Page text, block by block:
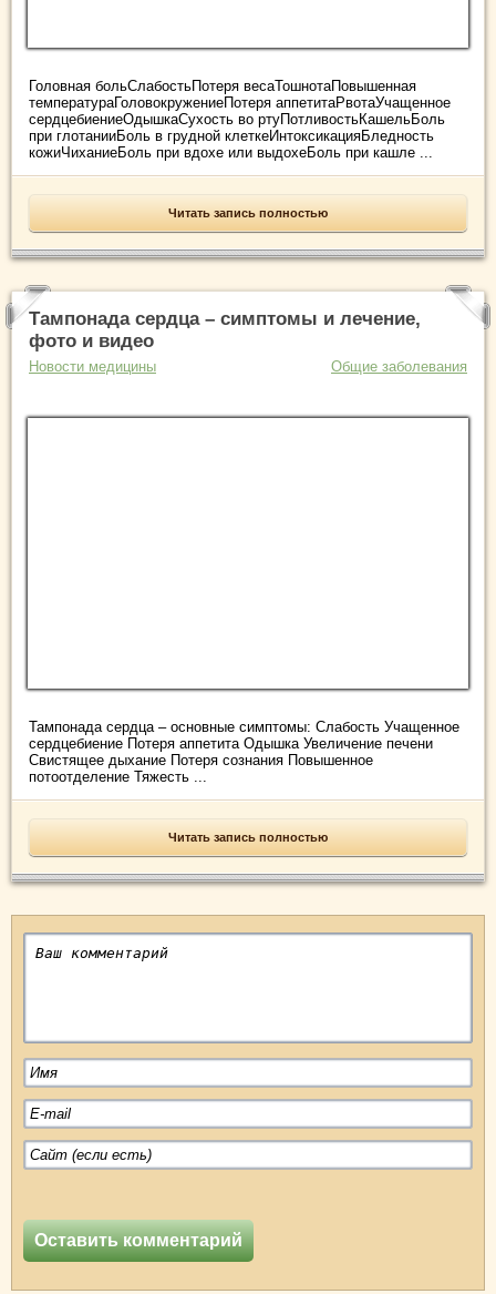
Головная больСлабостьПотеря весаТошнотаПовышенная
температураГоловокружениеПотеря аппетитаРвотаУчащенное
сердцебиениеОдышкаСухость во ртуПотливостьКашельБоль
при глотанииБоль в грудной клеткеИнтоксикацияБледность
кожиЧиханиеБоль при вдохе или выдохеБоль при кашле ...
Читать запись полностью
Тампонада сердца – симптомы и лечение,
фото и видео
Новости медицины Общие заболевания
Тампонада сердца – основные симптомы: Слабость Учащенное
сердцебиение Потеря аппетита Одышка Увеличение печени
Свистящее дыхание Потеря сознания Повышенное
потоотделение Тяжесть ...
Читать запись полностью